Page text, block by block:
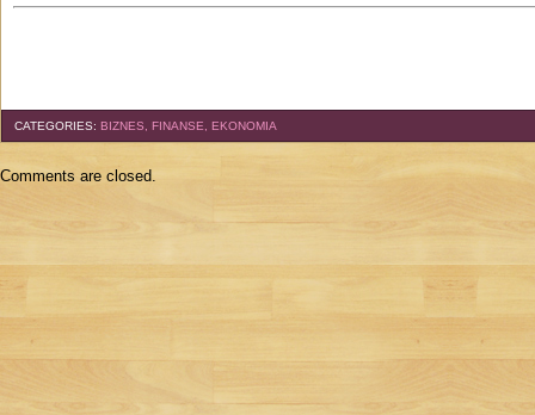
CATEGORIES: BIZNES, FINANSE, EKONOMIA
Comments are closed.